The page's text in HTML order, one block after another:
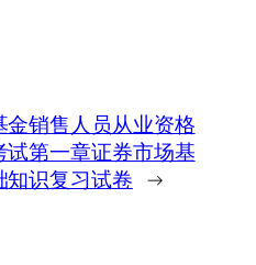
金销售人员从业资格
试第一章证券市场基
知识复习试卷 →